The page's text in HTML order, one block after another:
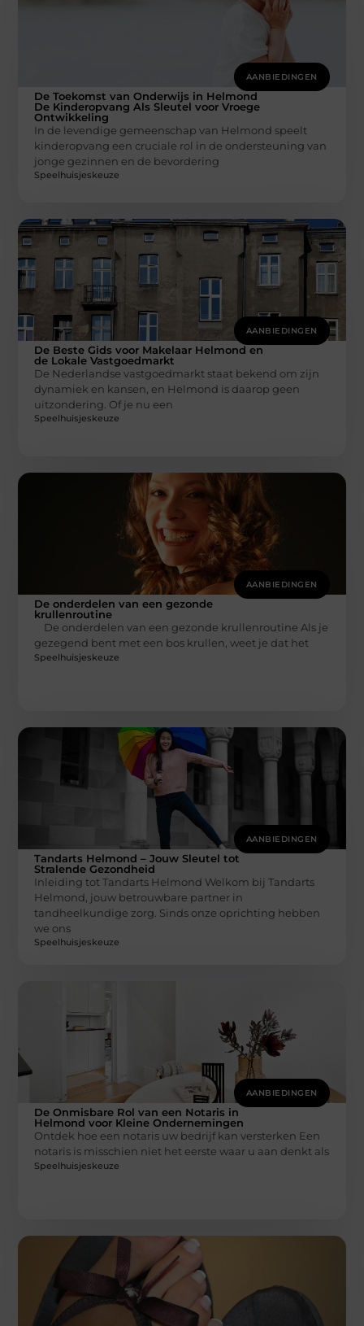
AANBIEDINGEN
De Toekomst van Onderwijs in Helmond
De Kinderopvang Als Sleutel voor Vroege
Ontwikkeling
In de levendige gemeenschap van Helmond speelt
kinderopvang een cruciale rol in de ondersteuning van
jonge gezinnen en de bevordering
Speelhuisjeskeuze
AANBIEDINGEN
De Beste Gids voor Makelaar Helmond en
de Lokale Vastgoedmarkt
De Nederlandse vastgoedmarkt staat bekend om zijn
dynamiek en kansen, en Helmond is daarop geen
uitzondering. Of je nu een
Speelhuisjeskeuze
AANBIEDINGEN
De onderdelen van een gezonde
krullenroutine
De onderdelen van een gezonde krullenroutine Als je
gezegend bent met een bos krullen, weet je dat het
Speelhuisjeskeuze
AANBIEDINGEN
Tandarts Helmond – Jouw Sleutel tot
Stralende Gezondheid
Inleiding tot Tandarts Helmond Welkom bij Tandarts
Helmond, jouw betrouwbare partner in
tandheelkundige zorg. Sinds onze oprichting hebben
we ons
Speelhuisjeskeuze
AANBIEDINGEN
De Onmisbare Rol van een Notaris in
Helmond voor Kleine Ondernemingen
Ontdek hoe een notaris uw bedrijf kan versterken Een
notaris is misschien niet het eerste waar u aan denkt als
Speelhuisjeskeuze